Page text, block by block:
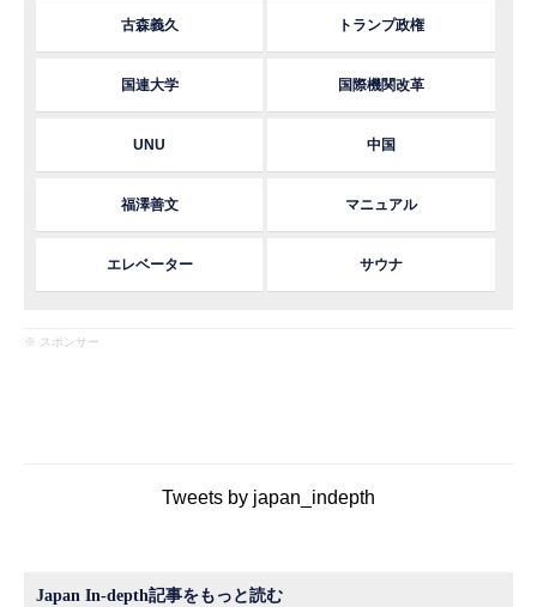
古森義久 トランプ政権
国連大学 国際機関改革
UNU 中国
福澤善文 マニュアル
エレベーター サウナ
※ スポンサー
Tweets by japan_indepth
Japan In-depth記事をもっと読む